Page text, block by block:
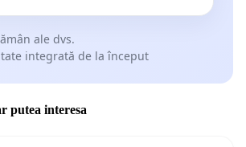
ale dvs.
integrată de la început
putea interesa